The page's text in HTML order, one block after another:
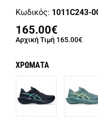
Κωδικός: 1011C243-
165.00€
Αρχική Τιμή 165.00€
ΧΡΩΜΑΤΑ